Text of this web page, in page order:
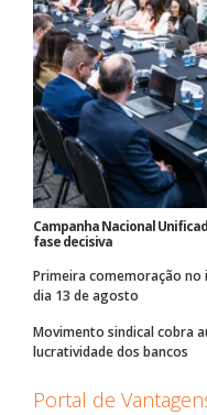
Campanha Nacional
fase decisiva
Primeira comemoração no
dia 13 de agosto
Movimento sindical cobra
lucratividade dos bancos
Portal de